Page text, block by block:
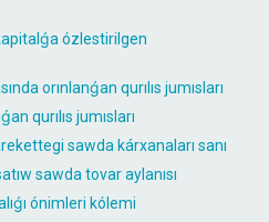
ózlestirilgen
orınlanǵan qurılıs jumısları
qurılıs jumısları
sawda kárxanaları sanı
sawda tovar aylanısı
ónimleri kólemi